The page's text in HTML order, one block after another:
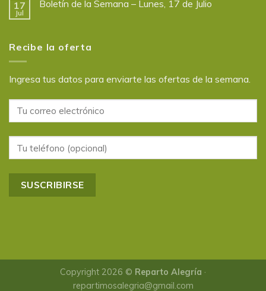
17
Jul
Boletín de la Semana – Lunes, 17 de Julio
Recibe la oferta
Ingresa tus datos para enviarte las ofertas de la semana.
Copyright 2026 © Reparto Alegría ·
repartimosalegria@gmail.com